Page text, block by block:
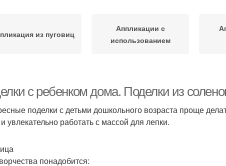
из пуговиц
Аппликации с
использованием
с ребенком дома. Поделки из
поделки с детьми дошкольного возраста проще
увлекательно работать с массой для лепки.
понадобится: